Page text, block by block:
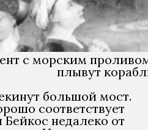
с морским
плывут
большой мост.
соответствует
недалеко от